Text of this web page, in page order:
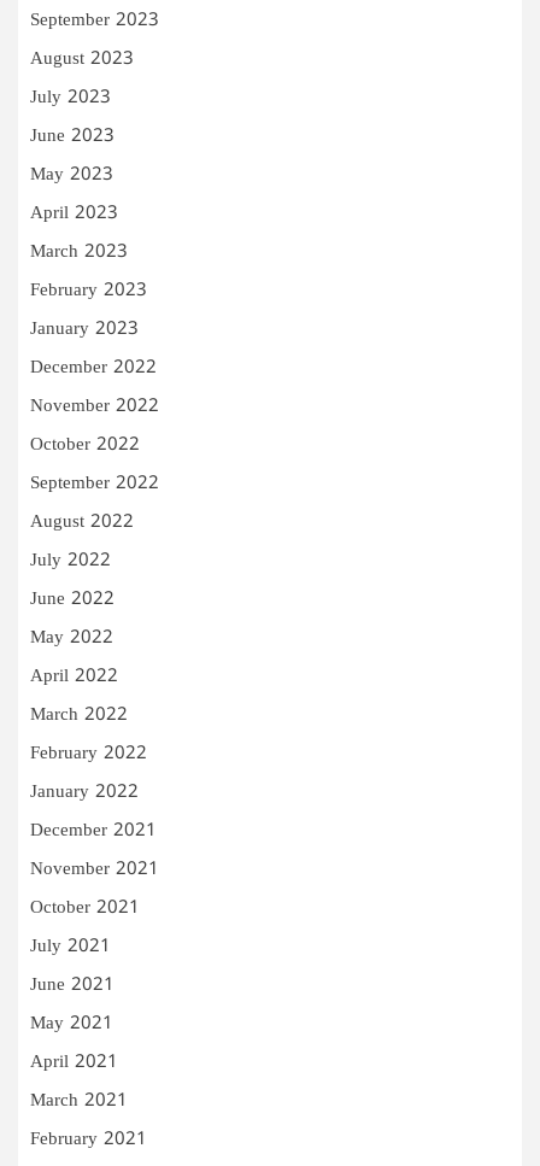
September 2023
August 2023
July 2023
June 2023
May 2023
April 2023
March 2023
February 2023
January 2023
December 2022
November 2022
October 2022
September 2022
August 2022
July 2022
June 2022
May 2022
April 2022
March 2022
February 2022
January 2022
December 2021
November 2021
October 2021
July 2021
June 2021
May 2021
April 2021
March 2021
February 2021